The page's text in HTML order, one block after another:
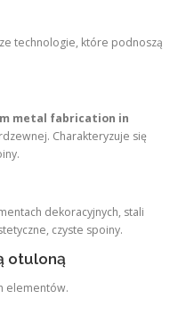
technologie, które podnoszą
metal fabrication in
Charakteryzuje się
dekoracyjnych, stali
czyste spoiny.
otuloną
elementów.